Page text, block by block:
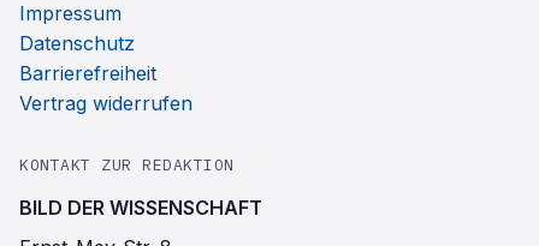
Impressum
Datenschutz
Barrierefreiheit
Vertrag widerrufen
KONTAKT ZUR REDAKTION
BILD DER WISSENSCHAFT